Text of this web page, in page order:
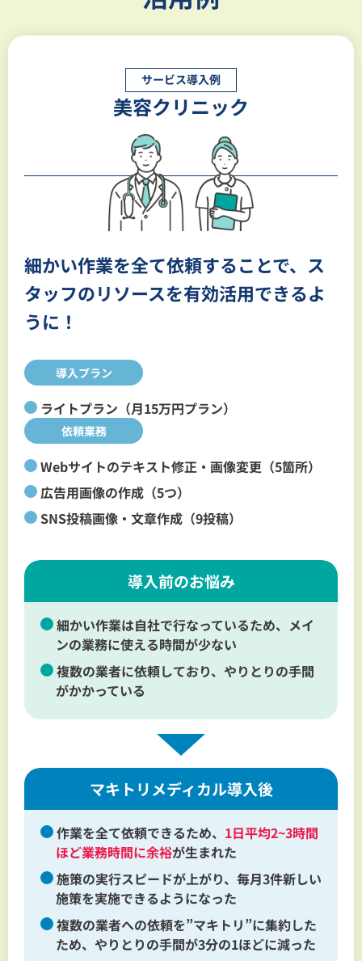
サービス導入例
美容クリニック
細かい作業を全て依頼することで、 ス
タッフのリソースを有効活用できるよ
うに！
導入プラン
ライトプラン（月15万円プラン）
依頼業務
Webサイトのテキスト修正・画像変更（5箇所）
広告用画像の作成（5つ）
SNS投稿画像・文章作成（9投稿）
導入前のお悩み
細かい作業は自社で行なっているため、メイ
ンの業務に使える時間が少ない
複数の業者に依頼しており、やりとりの手間
がかかっている
マキトリメディカル導入後
作業を全て依頼できるため、 1日平均2~3時間
ほど業務時間に余裕が生まれた
施策の実行スピードが上がり、毎月3件新しい
施策を実施できるようになった
複数の業者への依頼を”マキトリ”に集約した
ため、やりとりの手間が3分の1ほどに減った